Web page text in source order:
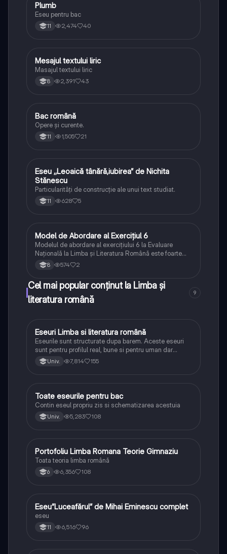
Limba și literatura română
Plumb
Eseu pentru bac
11 2,474 40
Limba și literatura română
Mesajul textului liric
Masajul textului liric
8 2,391 43
Limba și literatura română
Bac română
Opere și curente.
11 1,505 21
Limba și literatura română
Eseu ,,Leoaică tânără,iubirea” de Nichita
Stănescu
Particularități de construcție ale unui text studiat.
11 628 5
Limba și literatura română
Model de Abordare al Exercițiul 6
Modelul de abordare al exercițiului 6 la Evaluare
Națională la Limba și Literatura Română este foarte
important, astfel, aceste notițe, având noțiuni preluate
din surse concrete, te vor ajuta să gestionezi cu brio
acest exercițiu!
8 574 2
Cel mai popular conținut la Limba și
literatura română
9
Limba și literatura română
Eseuri Limba si literatura română
Eseurile sunt structurate dupa barem. Aceste eseuri
sunt pentru profilul real, bune si pentru uman dar
lipsesc relatiile dintre personaje si caracrerizarile.
Univ. 7,814 155
Limba și literatura română
Toate eseurile pentru bac
Contin eseul propriu zis si schematizarea acestuia
Univ. 5,283 108
Limba și literatura română
Portofoliu Limba Romana Teorie Gimnaziu
Toata teoria limba română
6 6,356 108
Limba și literatura română
Eseu”Luceafărul” de Mihai Eminescu complet
eseu
11 6,516 96